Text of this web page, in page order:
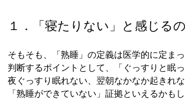
１．「寝たりない」と感じる
そもそも、「熟睡」の定義は医学的に定まっ
判断するポイントとして、「ぐっすりと眠
夜ぐっすり眠れない、翌朝なかなか起きれ
「熟睡ができていない」証拠といえるかもし